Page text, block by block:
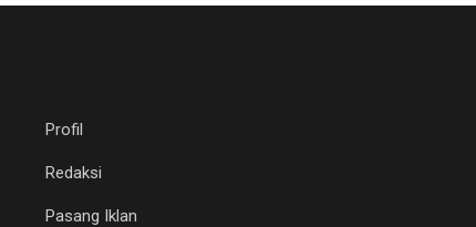
Profil
Redaksi
Pasang Iklan